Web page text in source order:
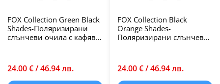
FOX Collection Green Black
Shades-Поляризирани
слънчеви очила с кафяви
24.00 € / 46.94 лв.
FOX Collection Black
Orange Shades-
Поляризирани слънчеви
24.00 € / 46.94 лв.